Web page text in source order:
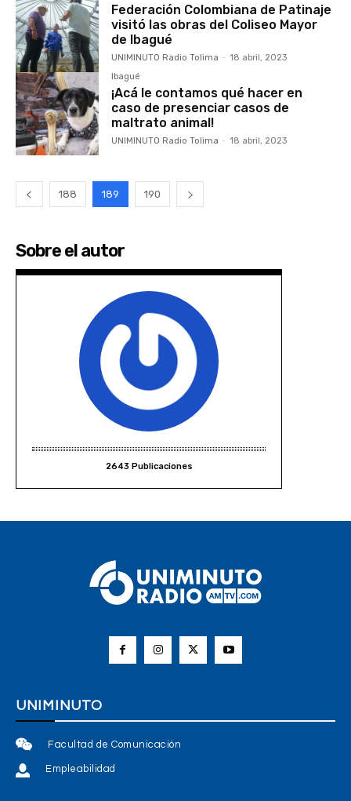
Federación Colombiana de Patinaje
visitó las obras del Coliseo Mayor
de Ibagué
UNIMINUTO Radio Tolima - 18 abril, 2023
Ibagué
¡Acá le contamos qué hacer en
caso de presenciar casos de
maltrato animal!
UNIMINUTO Radio Tolima - 18 abril, 2023
188 189 190
Sobre el autor
2643 Publicaciones
UNIMINUTO
Facultad de Comunicación
Empleabilidad